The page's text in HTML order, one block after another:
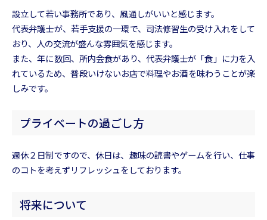
設立して若い事務所であり、風通しがいいと感じます。
代表弁護士が、若手支援の一環で、司法修習生の受け入れをして
おり、人の交流が盛んな雰囲気を感じます。
また、年に数回、所内会食があり、代表弁護士が「食」に力を入
れているため、普段いけないお店で料理やお酒を味わうことが楽
しみです。
プライベートの過ごし方
週休２日制ですので、休日は、趣味の読書やゲームを行い、仕事
のコトを考えずリフレッシュをしております。
将来について